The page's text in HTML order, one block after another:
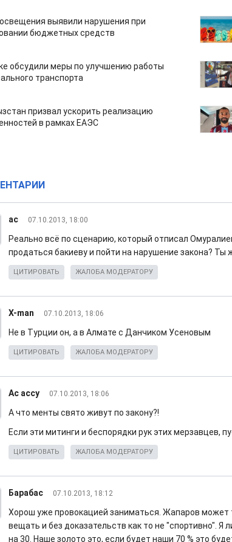
выявили нарушения при
бюджетных средств
обсудили меры по улучшению работы
транспорта
призвал ускорить реализацию
в рамках ЕАЭС
ас 07.10.2013, 18:00
Реально всё по сценарию, который отписал
продаться бакиеву и пойти на нарушение закона? Ты
ЦИТИРОВАТЬ ЖАЛОБА МОДЕРАТОРУ
X-man 07.10.2013, 18:06
Не в Турции он, а в Алмате с Данчиком Усеновым
ЦИТИРОВАТЬ ЖАЛОБА МОДЕРАТОРУ
Ас ассу 07.10.2013, 18:06
А что менты свято живут по закону?!
Если эти митинги и беспорядки рук этих мерзавцев,
ЦИТИРОВАТЬ ЖАЛОБА МОДЕРАТОРУ
Барабас 07.10.2013, 18:12
Хорош уже провокацией заниматься. Жапаров может
вещать и без доказательств как то не "спортивно".
на 30. Наше золото это, если будет наши 70 % это